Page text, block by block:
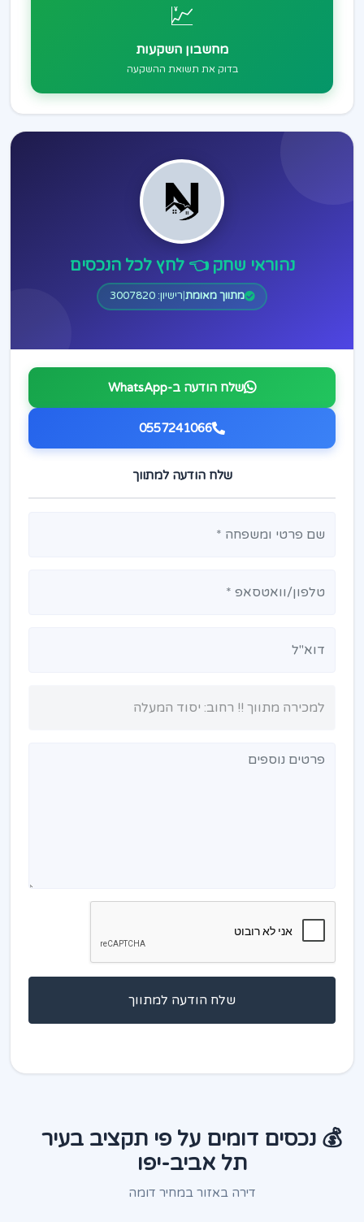
💹
מחשבון השקעות
בדוק את תשואת ההשקעה
נהוראי שחק 👈 לחץ לכל הנכסים
מתווך מאומת רישיון: 3007820
שלח הודעה ב-WhatsApp
0557241066
שלח הודעה למתווך
שלח הודעה למתווך
💰 נכסים דומים על פי תקציב בעיר
תל אביב-יפו
דירה באזור במחיר דומה